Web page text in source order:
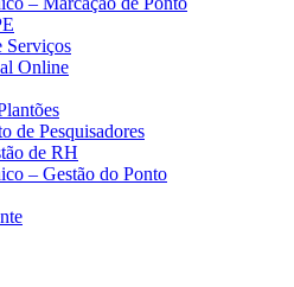
Serviços
Online
de Pesquisadores
de RH
– Gestão do Ponto